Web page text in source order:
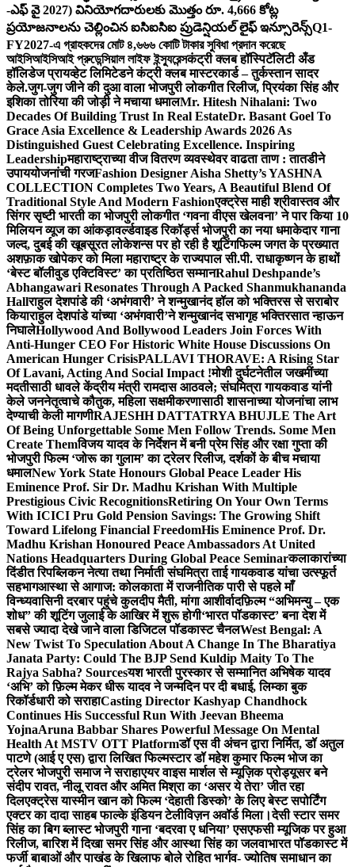
-ఎఫ్ వై 2027) వినియోగదారులకు మొత్తం రూ. 4,666 కోట్ల
ప్రయోజనాలను చెల్లించిన ఐసిఐసిఐ ప్రుడెన్షియల్ లైఫ్ ఇన్సూరెన్స్Q1-
FY2027-এ গ্রাহকদের মোট ৪,৬৬৬ কোটি টাকার সুবিধা প্রদান করেছে
আইসিআইসিআই প্রুডেন্সিয়াল লাইফ ইন্স্যুরেন্সकंट्री क्लब हॉस्पिटॅलिटी अँड
हॉलिडेज प्रायव्हेट लिमिटेडने कंट्री क्लब मास्टरकार्ड – तुर्कस्तान सादर
केले.जुग-जुग जीने की दुआ वाला भोजपुरी लोकगीत रिलीज, प्रियंका सिंह और
इशिका तोरिया की जोड़ी ने मचाया धमालMr. Hitesh Nihalani: Two
Decades Of Building Trust In Real EstateDr. Basant Goel To
Grace Asia Excellence & Leadership Awards 2026 As
Distinguished Guest Celebrating Excellence. Inspiring
Leadershipमहाराष्ट्राच्या वीज वितरण व्यवस्थेवर वाढता ताण : तातडीने
उपाययोजनांची गरजFashion Designer Aisha Shetty’s YASHNA
COLLECTION Completes Two Years, A Beautiful Blend Of
Traditional Style And Modern Fashionएक्ट्रेस माही श्रीवास्तव और
सिंगर सृष्टी भारती का भोजपुरी लोकगीत ‘गवना वीएस खेलवना’ ने पार किया 10
मिलियन व्यूज का आंकड़ावर्ल्डवाइड रिकॉर्ड्स भोजपुरी का नया धमाकेदार गाना
जल्द, दुबई की खूबसूरत लोकेशन्स पर हो रही है शूटिंगफिल्म जगत के प्रख्यात
अशफ़ाक खोपेकर को मिला महाराष्ट्र के राज्यपाल सी.पी. राधाकृष्णन के हाथों
‘बेस्ट बॉलीवुड एक्टिविस्ट’ का प्रतिष्ठित सम्मानRahul Deshpande’s
Abhangawari Resonates Through A Packed Shanmukhananda
Hallराहुल देशपांडे की ‘अभंगवारी’ ने शन्मुखानंद हॉल को भक्तिरस से सराबोर
कियाराहुल देशपांडे यांच्या ‘अभंगवारी’ने शन्मुखानंद सभागृह भक्तिरसात न्हाऊन
निघालेHollywood And Bollywood Leaders Join Forces With
Anti-Hunger CEO For Historic White House Discussions On
American Hunger CrisisPALLAVI THORAVE: A Rising Star
Of Lavani, Acting And Social Impact !मोशी दुर्घटनेतील जखमींच्या
मदतीसाठी धावले केंद्रीय मंत्री रामदास आठवले; संघमित्रा गायकवाड यांनी
केले जननेतृत्वाचे कौतुक, महिला सक्षमीकरणासाठी शासनाच्या योजनांचा लाभ
देण्याची केली मागणीRAJESHH DATTATRYA BHUJLE The Art
Of Being Unforgettable Some Men Follow Trends. Some Men
Create Themविजय यादव के निर्देशन में बनी प्रेम सिंह और रक्षा गुप्ता की
भोजपुरी फिल्म ‘जोरू का गुलाम’ का ट्रेलर रिलीज, दर्शकों के बीच मचाया
धमालNew York State Honours Global Peace Leader His
Eminence Prof. Sir Dr. Madhu Krishan With Multiple
Prestigious Civic RecognitionsRetiring On Your Own Terms
With ICICI Pru Gold Pension Savings: The Growing Shift
Toward Lifelong Financial FreedomHis Eminence Prof. Dr.
Madhu Krishan Honoured Peace Ambassadors At United
Nations Headquarters During Global Peace Seminarकलाकारांच्या
दिंडीत रिपब्लिकन नेत्या तथा निर्माती संघमित्रा ताई गायकवाड यांचा उत्स्फूर्त
सहभागआस्था से आगाज: कोलकाता में राजनीतिक पारी से पहले माँ
विन्ध्यवासिनी दरबार पहुंचे कुलदीप मैती, मांगा आशीर्वादफ़िल्म “अभिमन्यु – एक
शोध” की शूटिंग जुलाई के आखिर में शुरू होगी‘भारत पॉडकास्ट’ बना देश में
सबसे ज्यादा देखे जाने वाला डिजिटल पॉडकास्ट चैनलWest Bengal: A
New Twist To Speculation About A Change In The Bharatiya
Janata Party: Could The BJP Send Kuldip Maity To The
Rajya Sabha? Sourcesयश भारती पुरस्कार से सम्मानित अभिषेक यादव
‘अभि’ को फ़िल्म मेकर धीरू यादव ने जन्मदिन पर दी बधाई, लिम्का बुक
रिकॉर्डधारी को सराहाCasting Director Kashyap Chandhock
Continues His Successful Run With Jeevan Bheema
YojnaAruna Babbar Shares Powerful Message On Mental
Health At MSTV OTT Platformडॉ एस वी अंचन द्वारा निर्मित, डॉ अतुल
पाटणे (आई ए एस) द्वारा लिखित फिल्मस्टार डॉ महेश कुमार फिल्म भोज का
ट्रेलर भोजपुरी समाज ने सराहाएयर वाइस मार्शल से म्यूज़िक प्रोड्यूसर बने
संदीप रावत, नीलू रावत और अमित मिश्रा का ‘असर ये तेरा’ जीत रहा
दिलएक्ट्रेस यास्मीन खान को फिल्म ‘देहाती डिस्को’ के लिए बेस्ट सपोर्टिंग
एक्टर का दादा साहब फाल्के इंडियन टेलीविज़न अवॉर्ड मिला।देसी स्टार समर
सिंह का बिग ब्लास्ट भोजपुरी गाना ‘बदरवा ए धनिया’ एसएफसी म्यूजिक पर हुआ
रिलीज, बारिश में दिखा समर सिंह और आस्था सिंह का जलवाभारत पॉडकास्ट में
फर्जी बाबाओं और पाखंड के खिलाफ बोले रोहित भार्गव- ज्योतिष समाधान का